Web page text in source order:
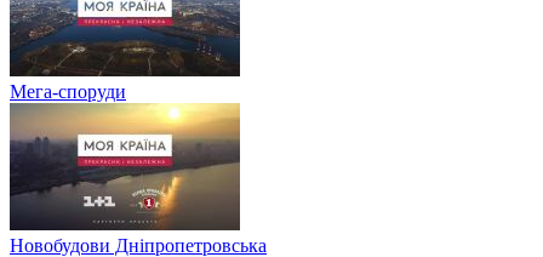
Мега-споруди
Новобудови Дніпропетровська